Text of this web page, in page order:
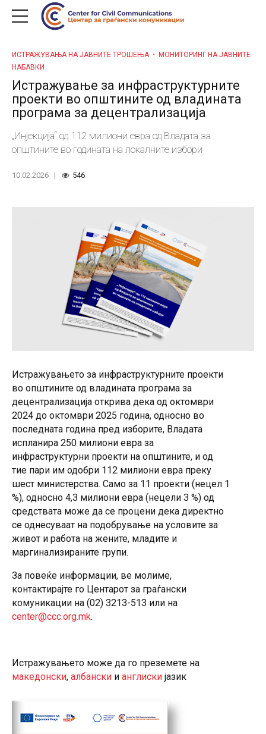
ИСТРАЖУВАЊА НА ЈАВНИТЕ ТРОШЕЊА
МОНИТОРИНГ НА ЈАВНИТЕ
НАБАВКИ
Истражување за инфраструктурните
проекти во општините од владината
програма за децентрализација
„Инјекција“ од 112 милиони евра од Владата за
општините во годината на локалните избори
10.02.2026 546
Истражувањето за инфраструктурните проекти
во општините од владината програма за
децентрализација открива дека од октомври
2024 до октомври 2025 година, односно во
последната година пред изборите, Владата
испланира 250 милиони евра за
инфраструктурни проекти на општините, и од
тие пари им одобри 112 милиони евра преку
шест министерства. Само за 11 проекти (нецел 1
%), односно 4,3 милиони евра (нецели 3 %) од
средствата може да се процени дека директно
се однесуваат на подобрување на условите за
живот и работа на жените, младите и
маргинализираните групи.
За повеќе информации, ве молиме,
контактирајте го Центарот за граѓански
комуникации на (02) 3213-513 или на
center@ccc.org.mk.
Истражувањето може да го преземете на
македонски, албански и англиски јазик